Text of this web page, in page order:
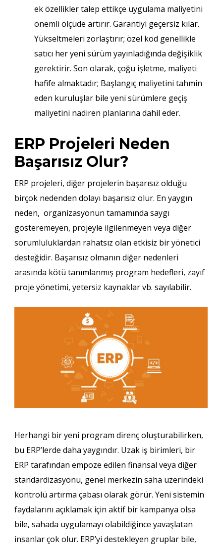
ek özellikler talep ettikçe uygulama maliyetini
önemli ölçüde artırır. Garantiyi geçersiz kılar.
Yükseltmeleri zorlaştırır; özel kod genellikle
satıcı her yeni sürüm yayınladığında değişiklik
gerektirir. Son olarak, çoğu işletme, maliyeti
hafife almaktadır; Başlangıç ​​maliyetini tahmin
eden kuruluşlar bile yeni sürümlere geçiş
maliyetini nadiren planlarına dahil eder.
ERP Projeleri Neden
Başarısız Olur?
ERP projeleri, diğer projelerin başarısız olduğu
birçok nedenden dolayı başarısız olur. En yaygın
neden, organizasyonun tamamında saygı
gösteremeyen, projeyle ilgilenmeyen veya diğer
sorumluluklardan rahatsız olan etkisiz bir yönetici
desteğidir. Başarısız olmanın diğer nedenleri
arasında kötü tanımlanmış program hedefleri, zayıf
proje yönetimi, yetersiz kaynaklar vb. sayılabilir.
Herhangi bir yeni program direnç oluşturabilirken,
bu ERP’lerde daha yaygındır. Uzak iş birimleri, bir
ERP tarafından empoze edilen finansal veya diğer
standardizasyonu, genel merkezin saha üzerindeki
kontrolü artırma çabası olarak görür. Yeni sistemin
faydalarını açıklamak için aktif bir kampanya olsa
bile, sahada uygulamayı olabildiğince yavaşlatan
insanlar çok olur. ERP’yi destekleyen gruplar bile,